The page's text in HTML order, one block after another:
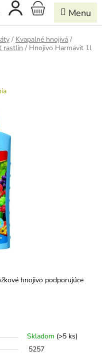
Hľadať
NÁKUPNÝ
KOŠÍK
/ Kvapalné hnojivá /
rastlín / Hnojivo Harmavit 1l
hnojivo podporujúce
Skladom (>5 ks)
5257